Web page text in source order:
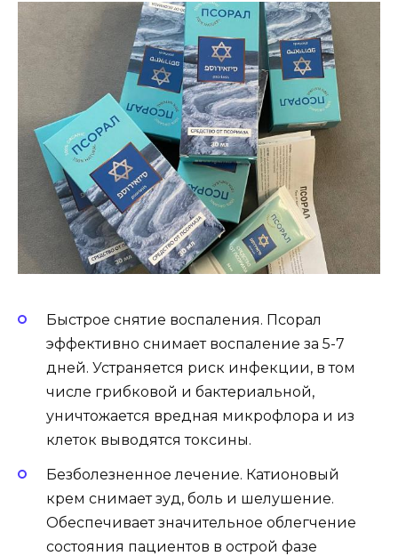
Быстрое снятие воспаления. Псорал
эффективно снимает воспаление за 5-7
дней. Устраняется риск инфекции, в том
числе грибковой и бактериальной,
уничтожается вредная микрофлора и из
клеток выводятся токсины.
Безболезненное лечение. Катионовый
крем снимает зуд, боль и шелушение.
Обеспечивает значительное облегчение
состояния пациентов в острой фазе